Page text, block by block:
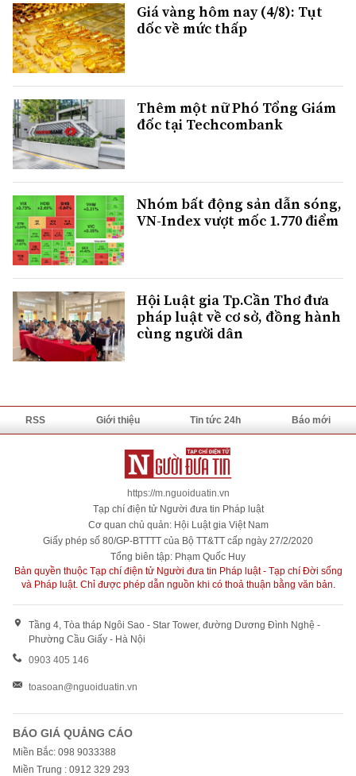
Giá vàng hôm nay (4/8): Tụt
dốc về mức thấp
Thêm một nữ Phó Tổng Giám
đốc tại Techcombank
Nhóm bất động sản dẫn sóng,
VN-Index vượt mốc 1.770 điểm
Hội Luật gia Tp.Cần Thơ đưa
pháp luật về cơ sở, đồng hành
cùng người dân
RSS Giới thiệu Tin tức 24h Báo mới
https://m.nguoiduatin.vn
Tạp chí điện tử Người đưa tin Pháp luật
Cơ quan chủ quản: Hội Luật gia Việt Nam
Giấy phép số 80/GP-BTTTT của Bộ TT&TT cấp ngày 27/2/2020
Tổng biên tập: Phạm Quốc Huy
Bản quyền thuộc Tạp chí điện tử Người đưa tin Pháp luật - Tạp chí Đời sống
và Pháp luật. Chỉ được phép dẫn nguồn khi có thoả thuận bằng văn bản.
Tầng 4, Tòa tháp Ngôi Sao - Star Tower, đường Dương Đình Nghệ -
Phường Cầu Giấy - Hà Nội
0903 405 146
toasoan@nguoiduatin.vn
BÁO GIÁ QUẢNG CÁO
Miền Bắc: 098 9033388
Miền Trung : 0912 329 293